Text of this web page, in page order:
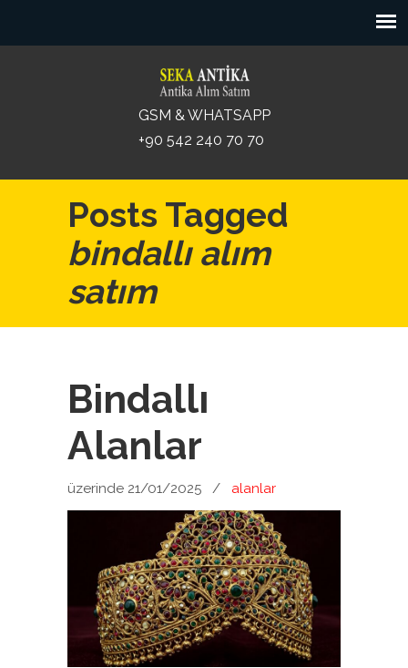
GSM & WHATSAPP
+90 542 240 70 70
Posts Tagged
bindallı alım
satım
Bindallı
Alanlar
üzerinde 21/01/2025 / alanlar